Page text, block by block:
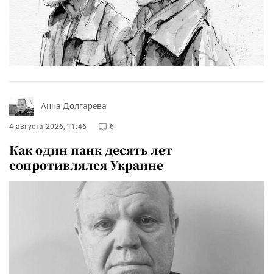
Анна Долгарева
4 августа 2026, 11:46 6
Как один панк десять лет
сопротивлялся Украине